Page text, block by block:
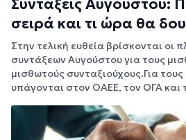
Συντάξεις Αυγούστου:
σειρά και τι ώρα θα
Στην τελική ευθεία βρίσκονται οι
συντάξεων Αυγούστου για τους
μισθωτούς συνταξιούχους.Για
υπάγονται στον ΟΑΕΕ, τον ΟΓΑ και